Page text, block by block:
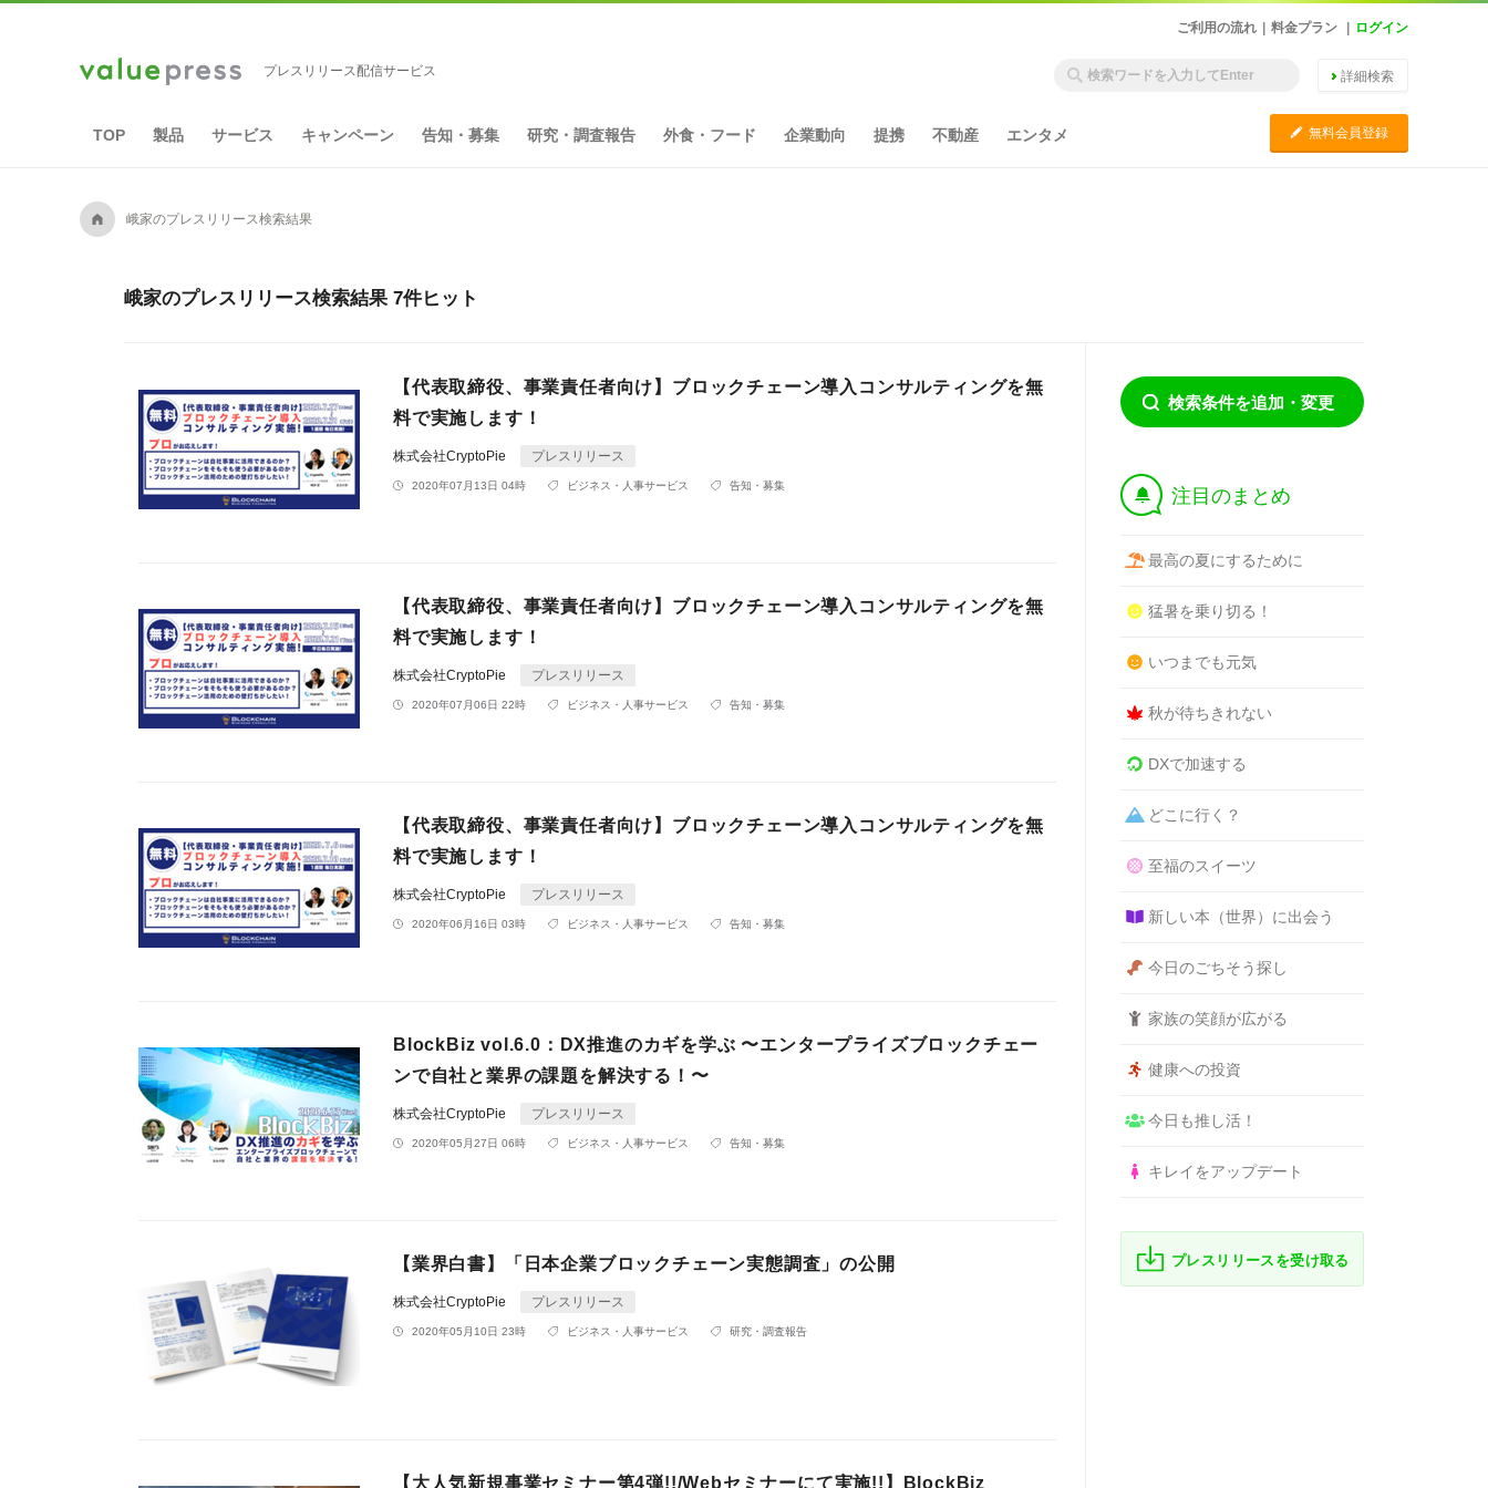
ご利用の流れ 料金プラン ログイン
プレスリリース配信サービス 詳細検索
TOP 製品 サービス キャンペーン 告知・募集 研究・調査報告 外食・フード 企業動向 提携 不動産 エンタメ C 無料会員登録
A 峨家のプレスリリース検索結果
峨家のプレスリリース検索結果 7件ヒット
【代表取締役、事業責任者向け】ブロックチェーン導入コンサルティングを無
料で実施します！
株式会社CryptoPie プレスリリース
2020年07月13日 04時 ビジネス・人事サービス 告知・募集
【代表取締役、事業責任者向け】ブロックチェーン導入コンサルティングを無
料で実施します！
株式会社CryptoPie プレスリリース
2020年07月06日 22時 ビジネス・人事サービス 告知・募集
【代表取締役、事業責任者向け】ブロックチェーン導入コンサルティングを無
料で実施します！
株式会社CryptoPie プレスリリース
2020年06月16日 03時 ビジネス・人事サービス 告知・募集
BlockBiz vol.6.0：DX推進のカギを学ぶ 〜エンタープライズブロックチェー
ンで自社と業界の課題を解決する！〜
株式会社CryptoPie プレスリリース
2020年05月27日 06時 ビジネス・人事サービス 告知・募集
【業界白書】「日本企業ブロックチェーン実態調査」の公開
株式会社CryptoPie プレスリリース
2020年05月10日 23時 ビジネス・人事サービス 研究・調査報告
【大人気新規事業セミナー第4弾!!/Webセミナーにて実施!!】BlockBiz
検索条件を追加・変更
† 注目のまとめ
最高の夏にするために
猛暑を乗り切る！
いつまでも元気
秋が待ちきれない
DXで加速する
どこに行く？
至福のスイーツ
新しい本（世界）に出会う
今日のごちそう探し
家族の笑顔が広がる
健康への投資
今日も推し活！
キレイをアップデート
プレスリリースを受け取る